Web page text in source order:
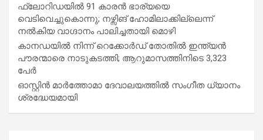
ഫ്ലോറിഡയിൽ 91 കാരൻ ഭാര്യയെ
വെടിവെച്ചുകൊന്നു; നഴ്സിങ് ഹോമിലാക്കില്ലെന്ന്
നൽകിയ വാഗ്ദാനം പാലിച്ചതായി മൊഴി
കാനഡയിൽ നിന്ന് റെക്കോർഡ് തോതിൽ ഇന്ത്യൻ
പൗരന്മാരെ നാടുകടത്തി; ആറുമാസത്തിനിടെ 3,323
പേർ
ഓസ്റ്റിൻ മാർത്തോമാ ദേവാലയത്തിൽ സംഗീത ധ്യാനം
ശ്രദ്ധേയമായി